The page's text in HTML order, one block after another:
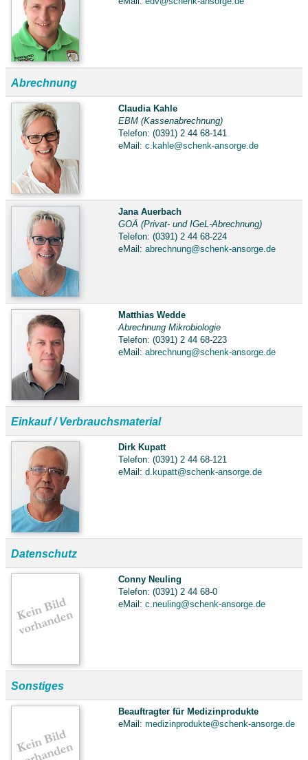
Abrechnung
Claudia Kahle
EBM (Kassenabrechnung)
Telefon: (0391) 2 44 68-141
eMail: c.kahle@schenk-ansorge.de
Jana Auerbach
GOÄ (Privat- und IGeL-Abrechnung)
Telefon: (0391) 2 44 68-224
eMail: abrechnung@schenk-ansorge.de
Matthias Wedde
Abrechnung Mikrobiologie
Telefon: (0391) 2 44 68-223
eMail: abrechnung@schenk-ansorge.de
Einkauf / Verbrauchsmaterial
Dirk Kupatt
Telefon: (0391) 2 44 68-121
eMail: d.kupatt@schenk-ansorge.de
Datenschutz
Conny Neuling
Telefon: (0391) 2 44 68-0
eMail: c.neuling@schenk-ansorge.de
Sonstiges
Beauftragter für Medizinprodukte
eMail: medizinprodukte@schenk-ansorge.de